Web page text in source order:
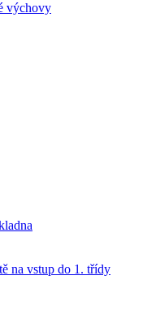
výchovy
na vstup do 1. třídy